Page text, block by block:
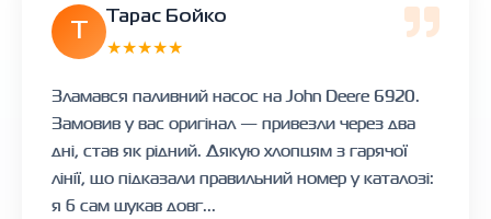
Тарас Бойко
★★★★★
Зламався паливний насос на John Deere 6920.
Замовив у вас оригінал — привезли через два
дні, став як рідний. Дякую хлопцям з гарячої
лінії, що підказали правильний номер у каталозі:
я б сам шукав довг...